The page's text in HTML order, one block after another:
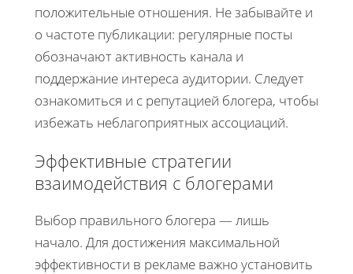
положительные отношения. Не забывайте и
о частоте публикации: регулярные посты
обозначают активность канала и
поддержание интереса аудитории. Следует
ознакомиться и с репутацией блогера, чтобы
избежать неблагоприятных ассоциаций.
Эффективные стратегии
взаимодействия с блогерами
Выбор правильного блогера — лишь
начало. Для достижения максимальной
эффективности в рекламе важно установить